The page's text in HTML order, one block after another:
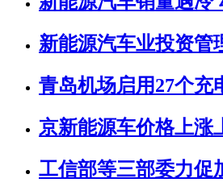
新能源汽车业投资管
青岛机场启用27个充
京新能源车价格上涨
工信部等三部委力促